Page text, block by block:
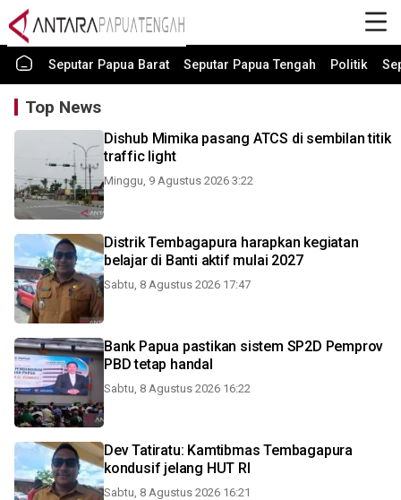
Seputar Papua Barat Seputar Papua Tengah Politik
Top News
Dishub Mimika pasang ATCS di sembilan titik
traffic light
Minggu, 9 Agustus 2026 3:22
Distrik Tembagapura harapkan kegiatan
belajar di Banti aktif mulai 2027
Sabtu, 8 Agustus 2026 17:47
Bank Papua pastikan sistem SP2D Pemprov
PBD tetap handal
Sabtu, 8 Agustus 2026 16:22
Dev Tatiratu: Kamtibmas Tembagapura
kondusif jelang HUT RI
Sabtu, 8 Agustus 2026 16:21